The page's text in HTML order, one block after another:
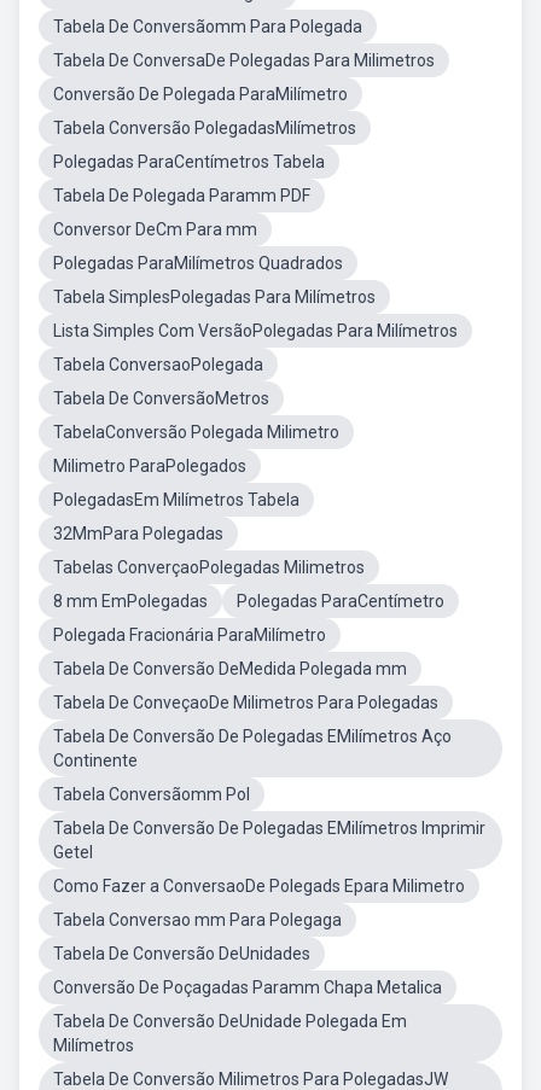
Tabela De Conversãomm Para Polegada
Tabela De ConversaDe Polegadas Para Milimetros
Conversão De Polegada ParaMilímetro
Tabela Conversão PolegadasMilímetros
Polegadas ParaCentímetros Tabela
Tabela De Polegada Paramm PDF
Conversor DeCm Para mm
Polegadas ParaMilímetros Quadrados
Tabela SimplesPolegadas Para Milímetros
Lista Simples Com VersãoPolegadas Para Milímetros
Tabela ConversaoPolegada
Tabela De ConversãoMetros
TabelaConversão Polegada Milimetro
Milimetro ParaPolegados
PolegadasEm Milímetros Tabela
32MmPara Polegadas
Tabelas ConverçaoPolegadas Milimetros
8 mm EmPolegadas
Polegadas ParaCentímetro
Polegada Fracionária ParaMilímetro
Tabela De Conversão DeMedida Polegada mm
Tabela De ConveçaoDe Milimetros Para Polegadas
Tabela De Conversão De Polegadas EMilímetros Aço
Continente
Tabela Conversãomm Pol
Tabela De Conversão De Polegadas EMilímetros Imprimir
Getel
Como Fazer a ConversaoDe Polegads Epara Milimetro
Tabela Conversao mm Para Polegaga
Tabela De Conversão DeUnidades
Conversão De Poçagadas Paramm Chapa Metalica
Tabela De Conversão DeUnidade Polegada Em
Milímetros
Tabela De Conversão Milimetros Para PolegadasJW